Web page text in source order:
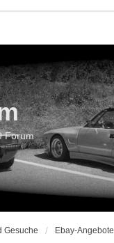
Forum
Gesuche Ebay-Angebote